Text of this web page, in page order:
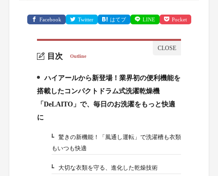
Facebook Twitter はてブ LINE Pocket
目次 Outline
1.
ハイアールから新登場！業界初の便利機能を
搭載したコンパクトドラム式洗濯乾燥機
「DeLAITO」で、毎日のお洗濯をもっと快適
に
1-1.驚きの新機能！「風通し運転」で洗濯槽も衣類
もいつも快適
1-2.大切な衣類を守る、進化した乾燥技術